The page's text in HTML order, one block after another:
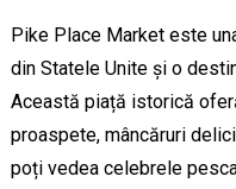
Pike Place Market este
din Statele Unite și o
Această piață istorică
proaspete, mâncăruri
poți vedea celebrele